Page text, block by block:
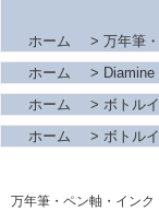
ホーム > 万年筆
ホーム
> Diamine
ホーム
> ボトル
ホーム
> ボトル
万年筆・ペン軸・インク